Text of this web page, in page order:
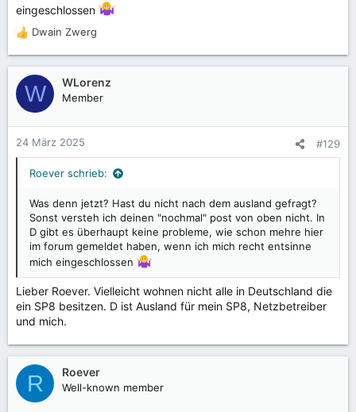
eingeschlossen
R
e
a
k
t
o
n
Dwain Zwerg
W WLorenz
Member
24 März 2025 #129
Roever schrieb:
Was denn jetzt? Hast du nicht nach dem ausland gefragt?
Sonst versteh ich deinen "nochmal" post von oben nicht. In
D gibt es überhaupt keine probleme, wie schon mehre hier
im forum gemeldet haben, wenn ich mich recht entsinne
mich eingeschlossen
Lieber Roever. Vielleicht wohnen nicht alle in Deutschland die
ein SP8 besitzen. D ist Ausland für mein SP8, Netzbetreiber
und mich.
R Roever
Well-known member